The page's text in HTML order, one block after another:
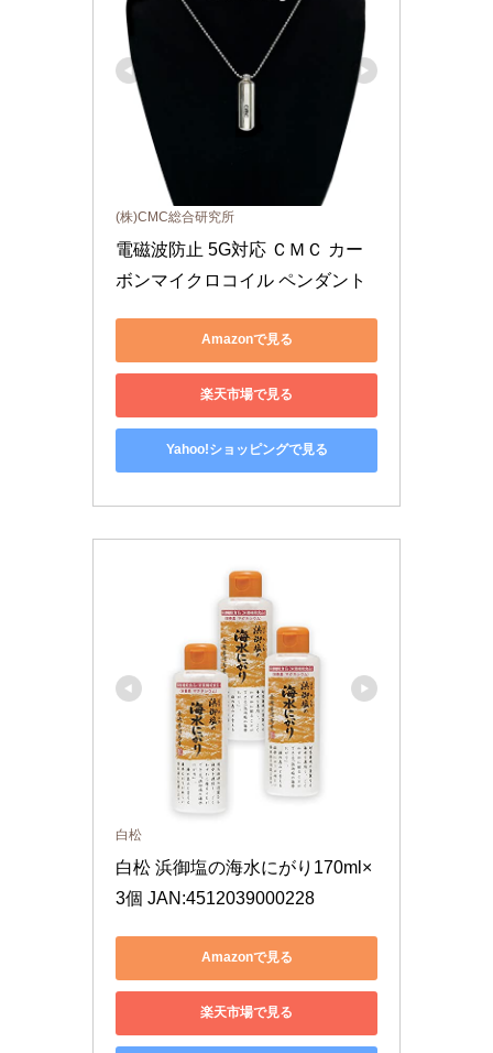
(株)CMC総合研究所
電磁波防止 5G対応 ＣＭＣ カー
ボンマイクロコイル ペンダント
Amazonで見る
楽天市場で見る
Yahoo!ショッピングで見る
白松
白松 浜御塩の海水にがり170ml×
3個 JAN:4512039000228
Amazonで見る
楽天市場で見る